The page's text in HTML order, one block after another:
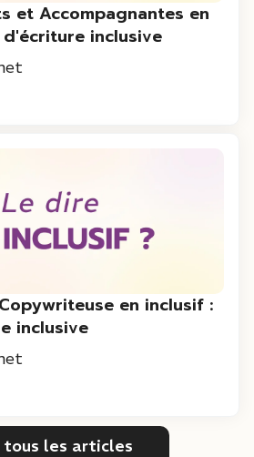
et Accompagnantes en
inclusive
en inclusif :
inclusive
tous les articles